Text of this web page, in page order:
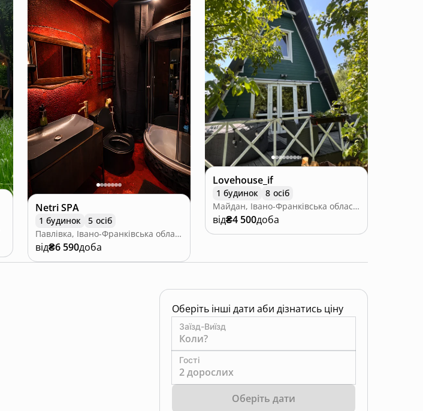
Netri SPA
1 будинок
5 осіб
Павлівка, Івано-Франківська область
від₴6 590доба
Lovehouse_if
1 будинок
8 осіб
Майдан, Івано-Франківська область
від₴4 500доба
Оберіть інші дати аби дізнатись ціну
Заїзд-Виїзд
Коли?
Гості
2 дорослих
Оберіть дати